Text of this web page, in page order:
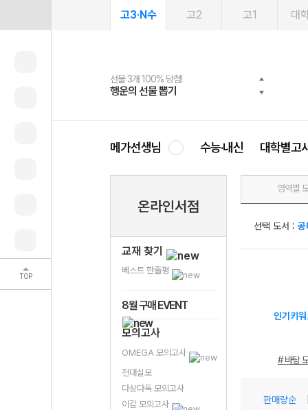
TOP
고3·N수 고2 고1 대
선물 3개 100% 당첨!
행운의 선물 뽑기
선물 100% 증정!
메가스터디 X 올리브
여름방학 스터디 캐시백
메가런 썸머스쿨
2027 러셀 단과
강사 공개선발
스마트러닝앱
설문 EVENT
메가패스
3일 무료 체험권
메가패스 수강생 무료혜택!
메가클럽 멤버십
사회공헌 캠페인
희망이룸 메가나눔
메가선생님 수능·내신 대학별고
온라인서점
교재 찾기
베스트 한줄평
8월 구매 EVENT
모의고사
OMEGA 모의고사
전대실모
다상다독 모의고사
이감 모의고사
영역별
선택 도서 : 공
인기키
# 바탕
판매량순